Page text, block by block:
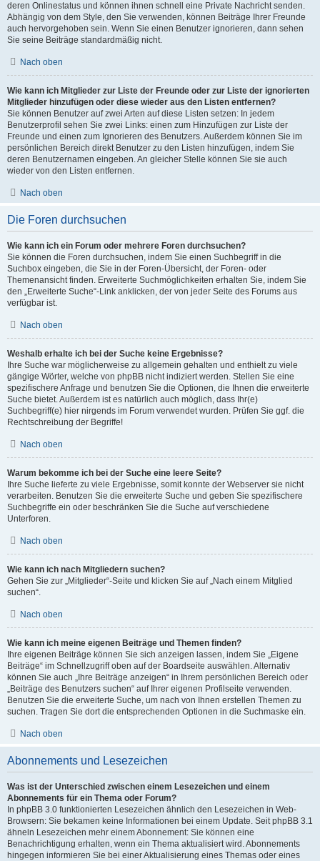
deren Onlinestatus und können ihnen schnell eine Private Nachricht senden.
Abhängig von dem Style, den Sie verwenden, können Beiträge Ihrer Freunde
auch hervorgehoben sein. Wenn Sie einen Benutzer ignorieren, dann sehen
Sie seine Beiträge standardmäßig nicht.
Nach oben
Wie kann ich Mitglieder zur Liste der Freunde oder zur Liste der ignorierten
Mitglieder hinzufügen oder diese wieder aus den Listen entfernen?
Sie können Benutzer auf zwei Arten auf diese Listen setzen: In jedem
Benutzerprofil sehen Sie zwei Links: einen zum Hinzufügen zur Liste der
Freunde und einen zum Ignorieren des Benutzers. Außerdem können Sie im
persönlichen Bereich direkt Benutzer zu den Listen hinzufügen, indem Sie
deren Benutzernamen eingeben. An gleicher Stelle können Sie sie auch
wieder von den Listen entfernen.
Nach oben
Die Foren durchsuchen
Wie kann ich ein Forum oder mehrere Foren durchsuchen?
Sie können die Foren durchsuchen, indem Sie einen Suchbegriff in die
Suchbox eingeben, die Sie in der Foren-Übersicht, der Foren- oder
Themenansicht finden. Erweiterte Suchmöglichkeiten erhalten Sie, indem Sie
den „Erweiterte Suche“-Link anklicken, der von jeder Seite des Forums aus
verfügbar ist.
Nach oben
Weshalb erhalte ich bei der Suche keine Ergebnisse?
Ihre Suche war möglicherweise zu allgemein gehalten und enthielt zu viele
gängige Wörter, welche von phpBB nicht indiziert werden. Stellen Sie eine
spezifischere Anfrage und benutzen Sie die Optionen, die Ihnen die erweiterte
Suche bietet. Außerdem ist es natürlich auch möglich, dass Ihr(e)
Suchbegriff(e) hier nirgends im Forum verwendet wurden. Prüfen Sie ggf. die
Rechtschreibung der Begriffe!
Nach oben
Warum bekomme ich bei der Suche eine leere Seite?
Ihre Suche lieferte zu viele Ergebnisse, somit konnte der Webserver sie nicht
verarbeiten. Benutzen Sie die erweiterte Suche und geben Sie spezifischere
Suchbegriffe ein oder beschränken Sie die Suche auf verschiedene
Unterforen.
Nach oben
Wie kann ich nach Mitgliedern suchen?
Gehen Sie zur „Mitglieder“-Seite und klicken Sie auf „Nach einem Mitglied
suchen“.
Nach oben
Wie kann ich meine eigenen Beiträge und Themen finden?
Ihre eigenen Beiträge können Sie sich anzeigen lassen, indem Sie „Eigene
Beiträge“ im Schnellzugriff oben auf der Boardseite auswählen. Alternativ
können Sie auch „Ihre Beiträge anzeigen“ in Ihrem persönlichen Bereich oder
„Beiträge des Benutzers suchen“ auf Ihrer eigenen Profilseite verwenden.
Benutzen Sie die erweiterte Suche, um nach von Ihnen erstellen Themen zu
suchen. Tragen Sie dort die entsprechenden Optionen in die Suchmaske ein.
Nach oben
Abonnements und Lesezeichen
Was ist der Unterschied zwischen einem Lesezeichen und einem
Abonnements für ein Thema oder Forum?
In phpBB 3.0 funktionierten Lesezeichen ähnlich den Lesezeichen in Web-
Browsern: Sie bekamen keine Informationen bei einem Update. Seit phpBB 3.1
ähneln Lesezeichen mehr einem Abonnement: Sie können eine
Benachrichtigung erhalten, wenn ein Thema aktualisiert wird. Abonnements
hingegen informieren Sie bei einer Aktualisierung eines Themas oder eines